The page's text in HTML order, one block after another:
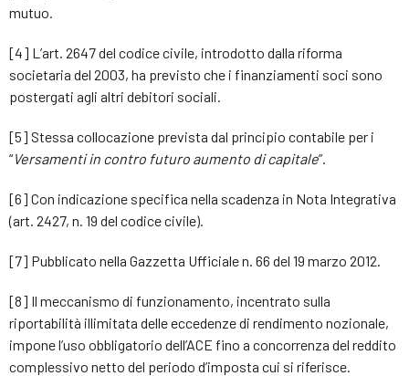
mutuo.
[4] L’art. 2647 del codice civile, introdotto dalla riforma
societaria del 2003, ha previsto che i finanziamenti soci sono
postergati agli altri debitori sociali.
[5] Stessa collocazione prevista dal principio contabile per i
“Versamenti in contro futuro aumento di capitale”.
[6] Con indicazione specifica nella scadenza in Nota Integrativa
(art. 2427, n. 19 del codice civile).
[7] Pubblicato nella Gazzetta Ufficiale n. 66 del 19 marzo 2012.
[8] Il meccanismo di funzionamento, incentrato sulla
riportabilità illimitata delle eccedenze di rendimento nozionale,
impone l’uso obbligatorio dell’ACE fino a concorrenza del reddito
complessivo netto del periodo d’imposta cui si riferisce.